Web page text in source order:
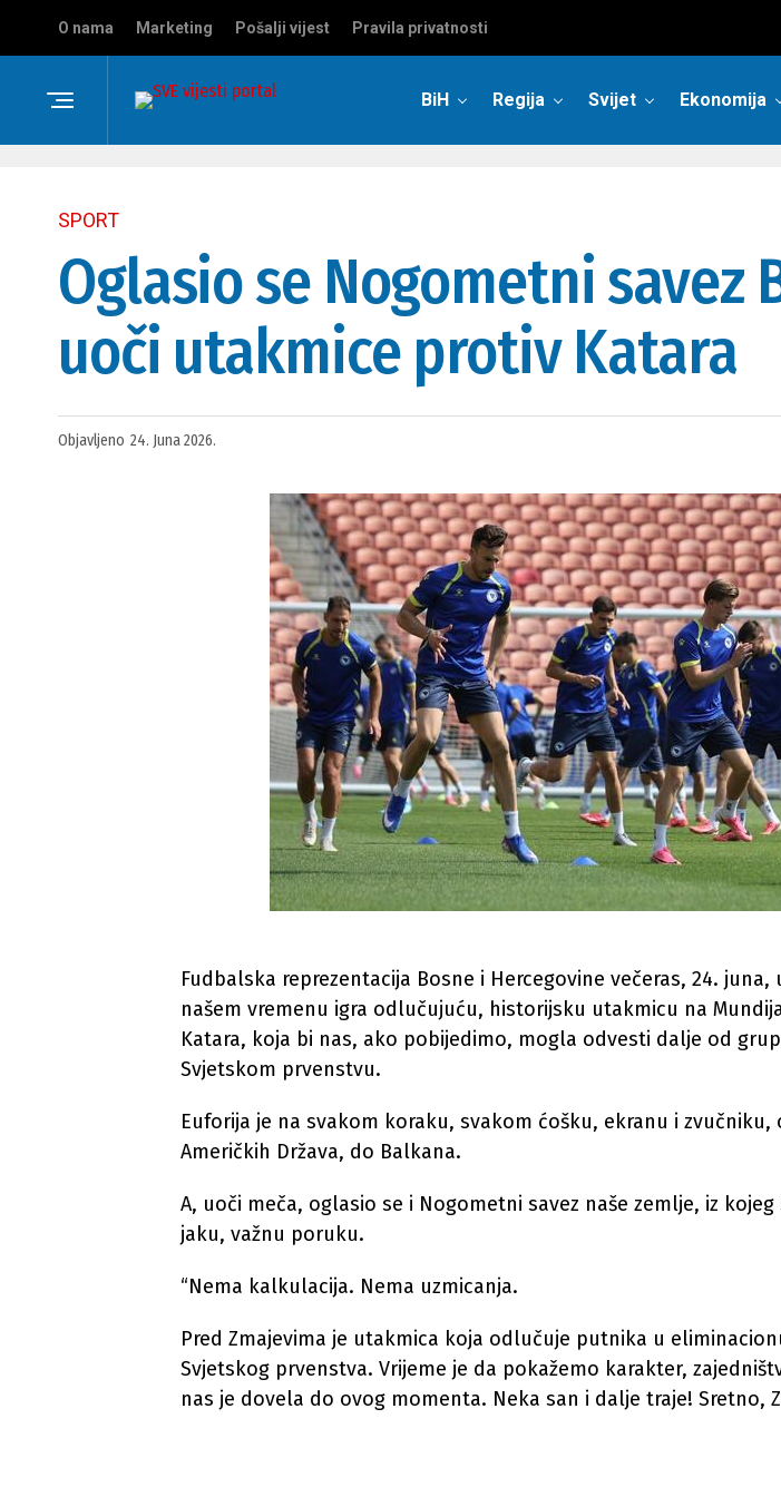
O nama Marketing Pošalji vijest Pravila privatnosti
BiH Regija Svijet Ekonomija
SPORT
Oglasio se Nogometni savez
uoči utakmice protiv Katara
Objavljeno 24. Juna 2026.
Fudbalska reprezentacija Bosne i Hercegovine večeras, 24. juna,
našem vremenu igra odlučujuću, historijsku utakmicu na
Katara, koja bi nas, ako pobijedimo, mogla odvesti dalje od
Svjetskom prvenstvu.
Euforija je na svakom koraku, svakom ćošku, ekranu i zvučniku,
Američkih Država, do Balkana.
A, uoči meča, oglasio se i Nogometni savez naše zemlje, iz
jaku, važnu poruku.
“Nema kalkulacija. Nema uzmicanja.
Pred Zmajevima je utakmica koja odlučuje putnika u
Svjetskog prvenstva. Vrijeme je da pokažemo karakter,
nas je dovela do ovog momenta. Neka san i dalje traje! Sretno,